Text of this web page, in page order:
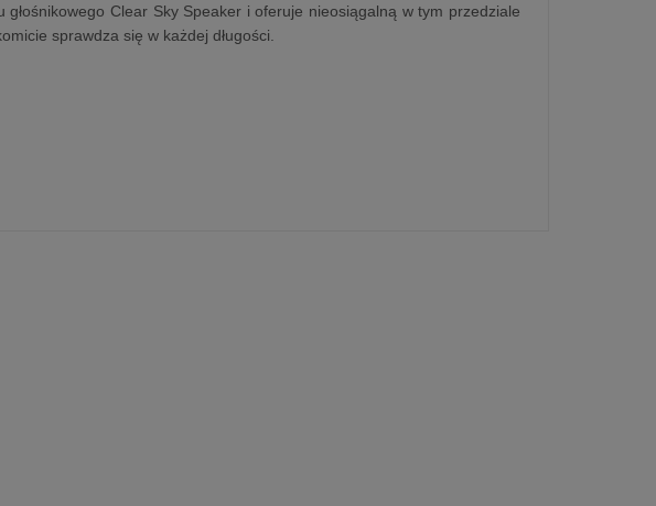
Clear Sky Speaker i oferuje nieosiągalną w tym przedziale
sprawdza się w każdej długości.